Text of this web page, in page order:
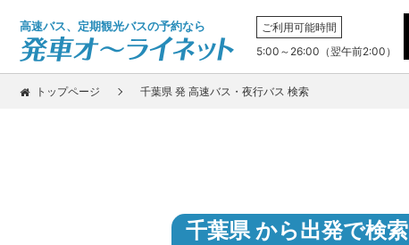
高速バス、定期観光バスの予約なら
ご利用可能時間
5:00～26:00（翌午前2:00）
トップページ 千葉県 発 高速バス・夜行バス 検索
千葉県 から出発で検索